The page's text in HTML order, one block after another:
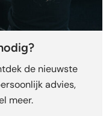
de nieuwste
advies,
meer.